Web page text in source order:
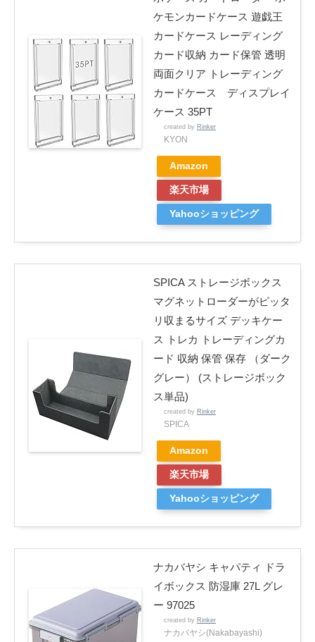
ケモンカードケース 遊戯王
カードケース レーディング
カード収納 カード保管 透明
両面クリア トレーディング
カードケース ディスプレイ
ケース 35PT
created by Rinker
KYON
Amazon
楽天市場
Yahooショッピング
SPICA ストレージボックス
マグネットローダーがピッタ
リ収まるサイズ デッキケー
ス トレカ トレーディングカ
ード 収納 保管 保存 （ダーク
グレー） (ストレージボック
ス単品)
created by Rinker
SPICA
Amazon
楽天市場
Yahooショッピング
ナカバヤシ キャパティ ドラ
イボックス 防湿庫 27L グレ
ー 97025
created by Rinker
ナカバヤシ(Nakabayashi)